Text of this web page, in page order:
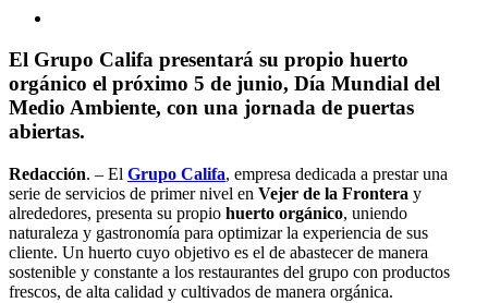
El Grupo Califa presentará su propio huerto
orgánico el próximo 5 de junio, Día Mundial del
Medio Ambiente, con una jornada de puertas
abiertas.
Redacción. – El Grupo Califa, empresa dedicada a prestar una
serie de servicios de primer nivel en Vejer de la Frontera y
alrededores, presenta su propio huerto orgánico, uniendo
naturaleza y gastronomía para optimizar la experiencia de sus
cliente. Un huerto cuyo objetivo es el de abastecer de manera
sostenible y constante a los restaurantes del grupo con productos
frescos, de alta calidad y cultivados de manera orgánica.